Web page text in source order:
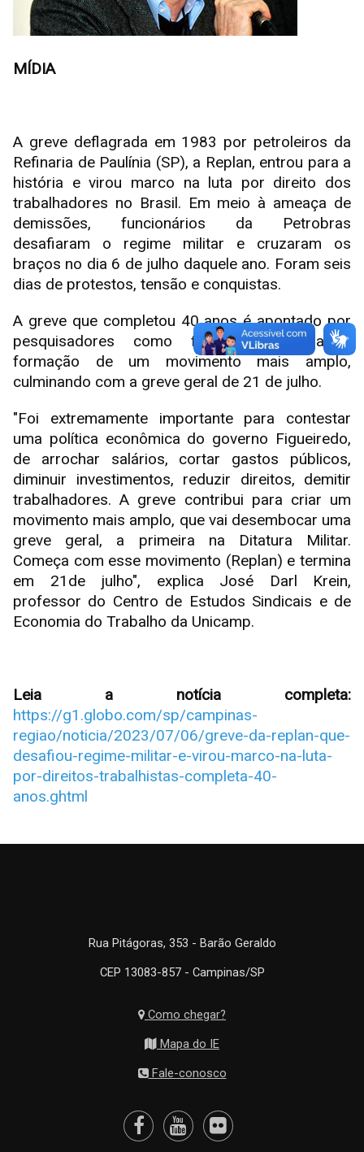
MÍDIA
A greve deflagrada em 1983 por petroleiros da
Refinaria de Paulínia (SP), a Replan, entrou para a
história e virou marco na luta por direito dos
trabalhadores no Brasil. Em meio à ameaça de
demissões, funcionários da Petrobras
desafiaram o regime militar e cruzaram os
braços no dia 6 de julho daquele ano. Foram seis
dias de protestos, tensão e conquistas.
A greve que completou 40 anos é apontado por
pesquisadores como fundamental para a
formação de um movimento mais amplo,
culminando com a greve geral de 21 de julho.
"Foi extremamente importante para contestar
uma política econômica do governo Figueiredo,
de arrochar salários, cortar gastos públicos,
diminuir investimentos, reduzir direitos, demitir
trabalhadores. A greve contribui para criar um
movimento mais amplo, que vai desembocar uma
greve geral, a primeira na Ditatura Militar.
Começa com esse movimento (Replan) e termina
em 21de julho", explica José Darl Krein,
professor do Centro de Estudos Sindicais e de
Economia do Trabalho da Unicamp.
Leia a notícia completa:
https://g1.globo.com/sp/campinas-
regiao/noticia/2023/07/06/greve-da-replan-que-
desafiou-regime-militar-e-virou-marco-na-luta-
por-direitos-trabalhistas-completa-40-
anos.ghtml
Rua Pitágoras, 353 - Barão Geraldo
CEP 13083-857 - Campinas/SP
Como chegar?
Mapa do IE
Fale-conosco